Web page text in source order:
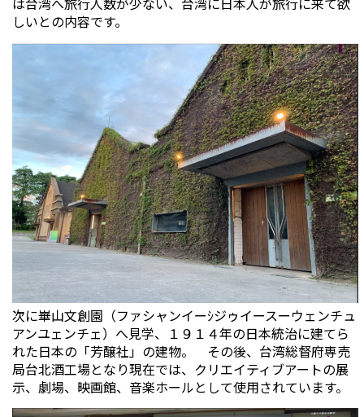
しいとの内容です。
次に崋山文創園（ファシャンイーｼジゥイースーウェンチュ
アンユェンチェ）へ見学、１９１４年の日本統治に建てら
れた日本の「芳醸社」の建物。 その後、台湾総督府専売
局台北酒工場となり現在では、クリエイティブアートの展
示、劇場、映画館、音楽ホールとして使用されています。